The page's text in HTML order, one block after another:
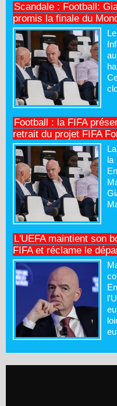
Scandale : Football:
promis la finale du
Football : la FIFA
retrait du projet FIFA
la
L'UEFA maintient son
FIFA et réclame le